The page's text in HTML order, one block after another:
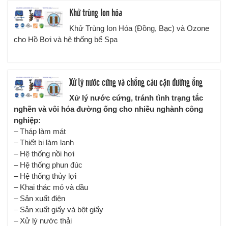
Khử trùng Ion hóa
Khử Trùng Ion Hóa (Đồng, Bạc) và Ozone
cho Hồ Bơi và hệ thống bể Spa
Xử lý nước cứng và chống cáu cặn đường ống
Xử lý nước cứng, tránh tình trạng tắc
nghẽn và vôi hóa đường ống cho nhiều nghành công
nghiệp:
– Tháp làm mát
– Thiết bị làm lạnh
– Hệ thống nồi hơi
– Hệ thống phun đúc
– Hệ thống thủy lợi
– Khai thác mỏ và dầu
– Sản xuất điện
– Sản xuất giấy và bột giấy
– Xử lý nước thải